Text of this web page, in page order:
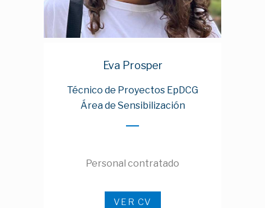
Eva Prosper
Técnico de Proyectos EpDCG
Área de Sensibilización
Personal contratado
VER CV